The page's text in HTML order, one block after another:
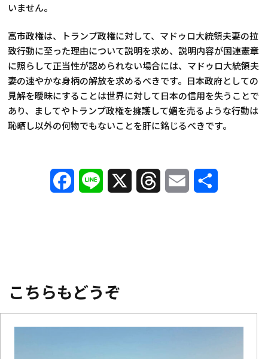
いません。
高市政権は、トランプ政権に対して、マドゥロ大統領夫妻の拉
致行動に至った理由について説明を求め、説明内容が国連憲章
に照らして正当性が認められない場合には、マドゥロ大統領夫
妻の速やかな身柄の解放を求めるべきです。日本政府としての
見解を曖昧にすることは世界に対して日本の信用を失うことで
あり、ましてやトランプ政権を擁護して媚を売るような行動は
恥晒し以外の何物でもないことを肝に銘じるべきです。
Facebook
Line Threads Email
こちらもどうぞ